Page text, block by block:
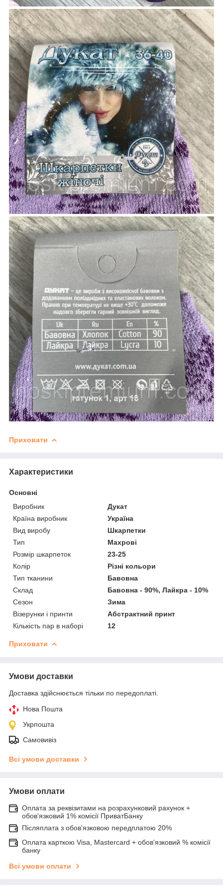
Приховати
Характеристики
Основні
Виробник
Дукат
Країна виробник
Україна
Вид виробу
Шкарпетки
Тип
Махрові
Розмір шкарпеток
23-25
Колір
Різні кольори
Тип тканини
Бавовна
Склад
Бавовна - 90%, Лайкра - 10%
Сезон
Зима
Візерунки і принти
Абстрактний принт
Кількість пар в наборі
12
Приховати
Умови доставки
Доставка здійснюється тільки по передоплаті.
Нова Пошта
Укрпошта
Самовивіз
Всі умови доставки
Умови оплати
Оплата за реквізитами на розрахунковий рахунок +
обов'язковий 1% комісії ПриватБанку
Післяплата з обов'язковою передплатою 20%
Оплата карткою Visa, Mastercard + обов'язковий % комісії
банку
Всі умови оплати